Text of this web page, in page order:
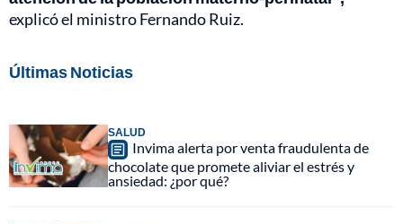
explicó el ministro Fernando Ruiz.
Últimas Noticias
SALUD
Invima alerta por venta fraudulenta de
chocolate que promete aliviar el estrés y
ansiedad: ¿por qué?